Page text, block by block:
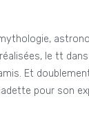
le tt dans
Et
pour son